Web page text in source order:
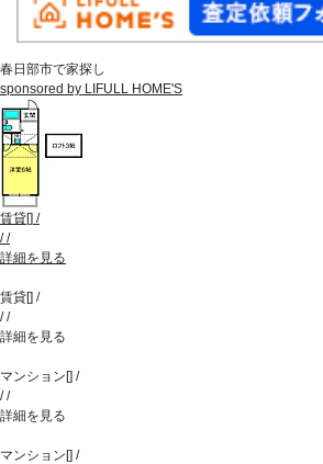
春日部市で家探し
sponsored by LIFULL HOME'S
賃貸[] /
//
詳細を見る
賃貸[] /
//
詳細を見る
マンション[] /
//
詳細を見る
マンション[] /